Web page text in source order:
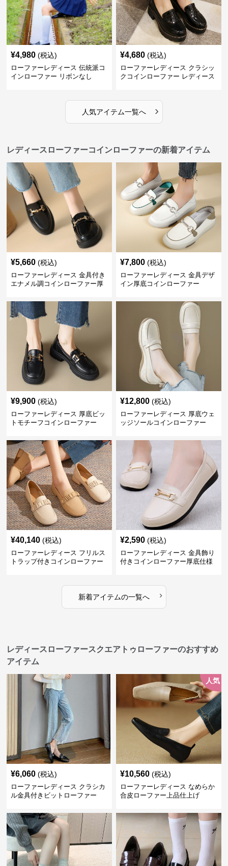
¥4,980 (税込)
ローファーレディース 伝統派コ
インローファー リボンなし
¥4,680 (税込)
ローファーレディース クラシッ
クコインローファー レディース
人気アイテム一覧へ ›
レディースローファーコインローファーの新着アイテム
¥5,660 (税込)
ローファーレディース 金具付き
エナメル調コインローファー厚
¥7,800 (税込)
ローファーレディース 金具デザ
イン厚底コインローファー
¥9,900 (税込)
ローファーレディース 厚底ビッ
トモチーフコインローファー
¥12,800 (税込)
ローファーレディース 厚底ウェ
ッジソールコインローファー
¥40,140 (税込)
ローファーレディース フリルス
トラップ付きコインローファー
¥2,590 (税込)
ローファーレディース 金具飾り
付きコインローファー厚底仕様
新着アイテムの一覧へ ›
レディースローファースクエアトゥローファーのおすすめ
アイテム
¥6,060 (税込)
ローファーレディース クラシカ
ル金具付きビットローファー
人気
¥10,560 (税込)
ローファーレディース なめらか
合皮ローファー上品仕上げ